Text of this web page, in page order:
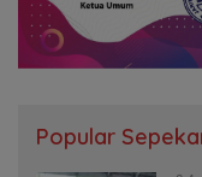
Popular